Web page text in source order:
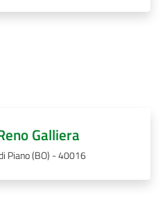
Galliera
Piano (BO) - 40016